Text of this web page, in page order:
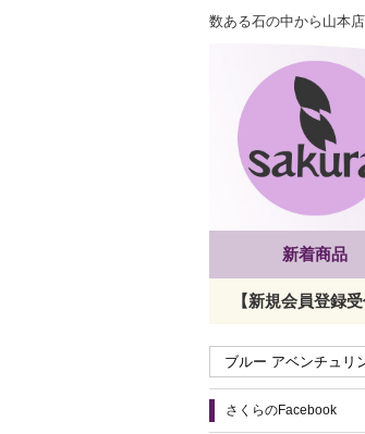
数ある石の中から山本
新着商品
【新規会員登録受
さくらのFacebook